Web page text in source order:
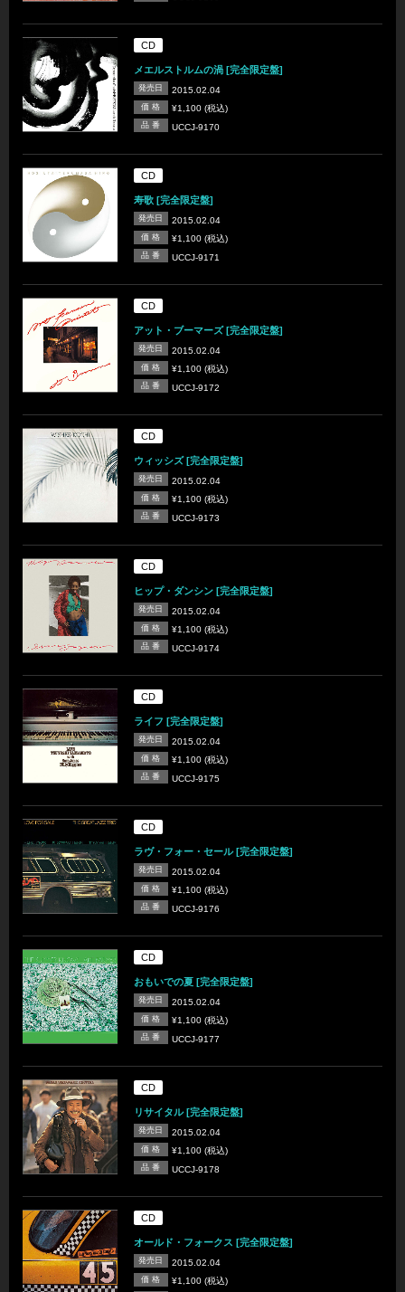
CD
メエルストルムの渦 [完全限定盤]
発売日 2015.02.04
価 格 ¥1,100 (税込)
品 番 UCCJ-9170
CD
寿歌 [完全限定盤]
発売日 2015.02.04
価 格 ¥1,100 (税込)
品 番 UCCJ-9171
CD
アット・ブーマーズ [完全限定盤]
発売日 2015.02.04
価 格 ¥1,100 (税込)
品 番 UCCJ-9172
CD
ウィッシズ [完全限定盤]
発売日 2015.02.04
価 格 ¥1,100 (税込)
品 番 UCCJ-9173
CD
ヒップ・ダンシン [完全限定盤]
発売日 2015.02.04
価 格 ¥1,100 (税込)
品 番 UCCJ-9174
CD
ライフ [完全限定盤]
発売日 2015.02.04
価 格 ¥1,100 (税込)
品 番 UCCJ-9175
CD
ラヴ・フォー・セール [完全限定盤]
発売日 2015.02.04
価 格 ¥1,100 (税込)
品 番 UCCJ-9176
CD
おもいでの夏 [完全限定盤]
発売日 2015.02.04
価 格 ¥1,100 (税込)
品 番 UCCJ-9177
CD
リサイタル [完全限定盤]
発売日 2015.02.04
価 格 ¥1,100 (税込)
品 番 UCCJ-9178
CD
オールド・フォークス [完全限定盤]
発売日 2015.02.04
価 格 ¥1,100 (税込)